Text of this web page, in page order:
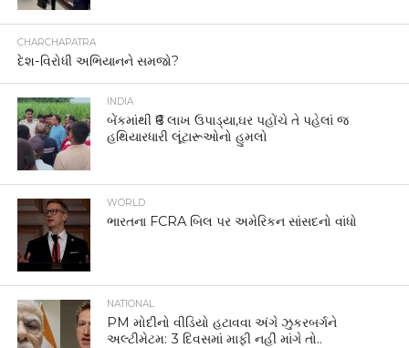
CHARCHAPATRA
દેશ-વિરોધી અભિયાનને સમજો?
INDIA
બેંકમાંથી ₹6 લાખ ઉપાડ્યા,ઘર પહોંચે તે પહેલાં જ
હથિયારધારી લૂંટારૂઓનો હુમલો
WORLD
ભારતના FCRA બિલ પર અમેરિકન સાંસદનો વાંધો
NATIONAL
PM મોદીનો વીડિયો હટાવવા અંગે ઝુકરબર્ગને
અલ્ટીમેટમ: 3 દિવસમાં માફી નહીં માંગે તો..